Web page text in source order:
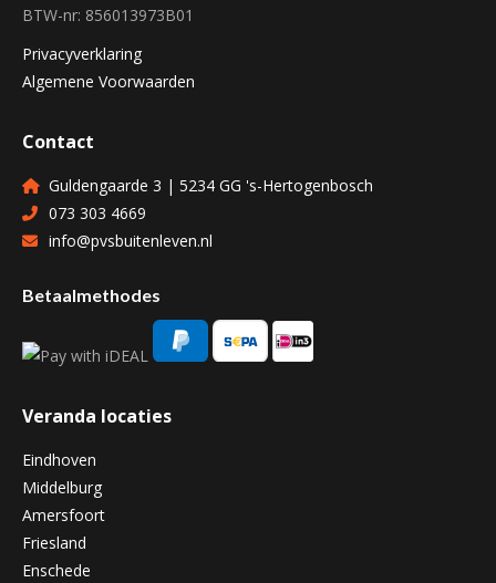
BTW-nr: 856013973B01
Privacyverklaring
Algemene Voorwaarden
Contact
Guldengaarde 3 | 5234 GG 's-Hertogenbosch
073 303 4669
info@pvsbuitenleven.nl
Betaalmethodes
Veranda locaties
Eindhoven
Middelburg
Amersfoort
Friesland
Enschede